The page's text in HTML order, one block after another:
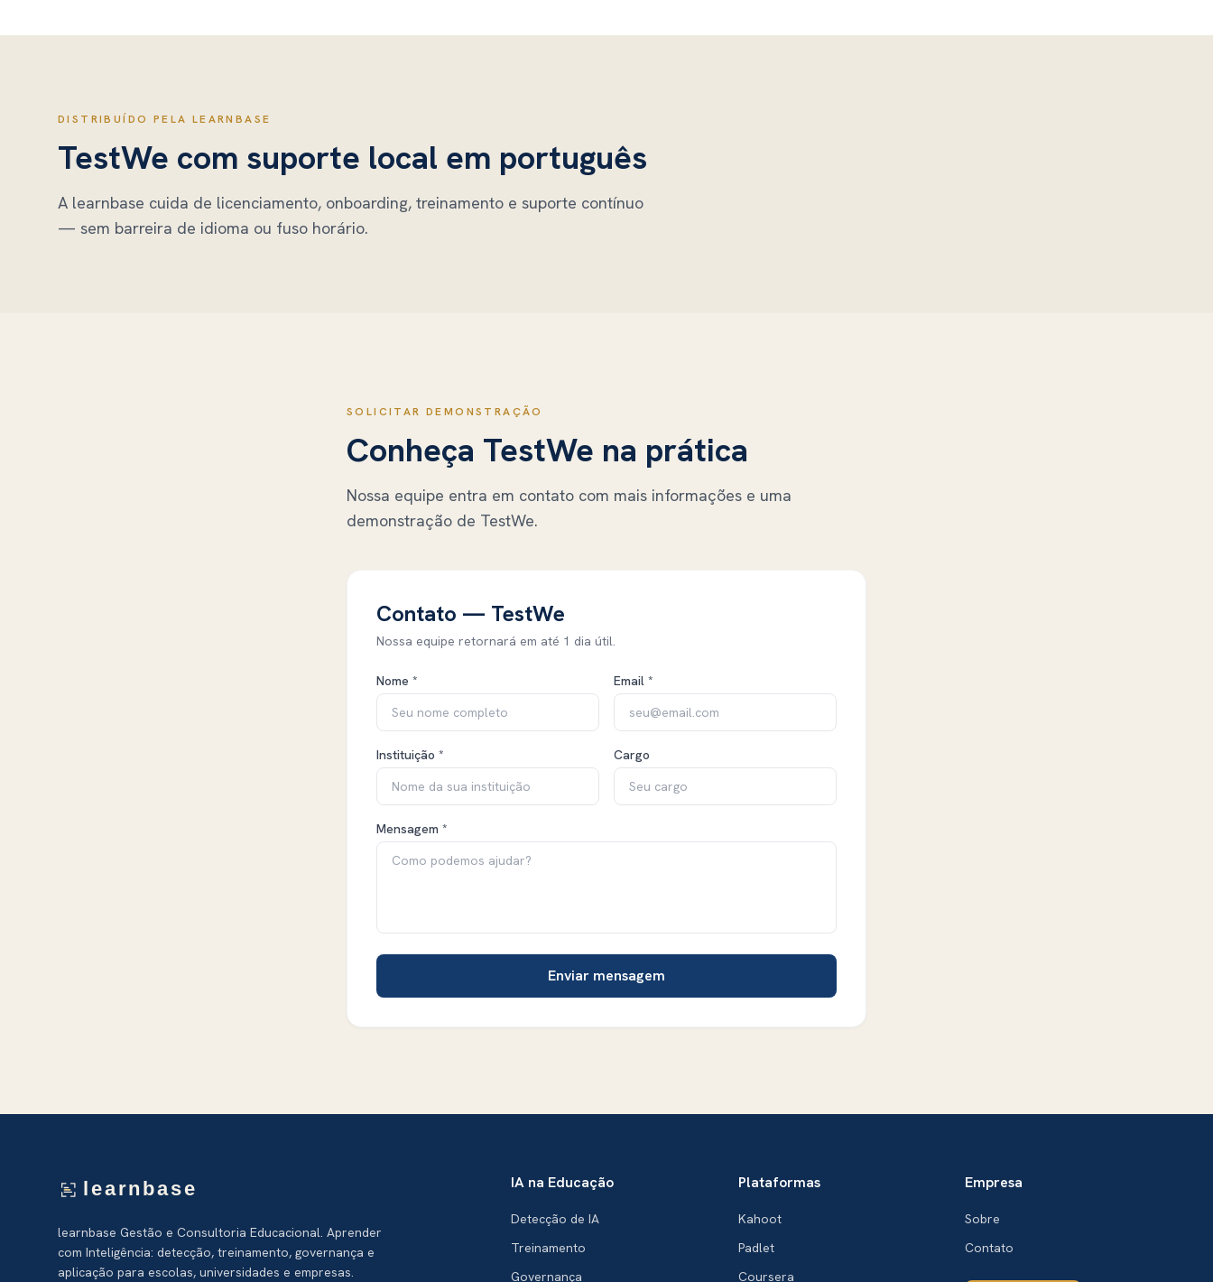
DISTRIBUÍDO PELA LEARNBASE
TestWe com suporte local em português
A learnbase cuida de licenciamento, onboarding, treinamento e suporte contínuo
— sem barreira de idioma ou fuso horário.
SOLICITAR DEMONSTRAÇÃO
Conheça TestWe na prática
Nossa equipe entra em contato com mais informações e uma
demonstração de TestWe.
Contato — TestWe
Nossa equipe retornará em até 1 dia útil.
Nome * Email *
Instituição * Cargo
Mensagem *
Enviar mensagem
learnbase
learnbase Gestão e Consultoria Educacional. Aprender
com Inteligência: detecção, treinamento, governança e
aplicação para escolas, universidades e empresas.
IA na Educação
Detecção de IA
Treinamento
Governança
Plataformas
Kahoot
Padlet
Coursera
Empresa
Sobre
Contato